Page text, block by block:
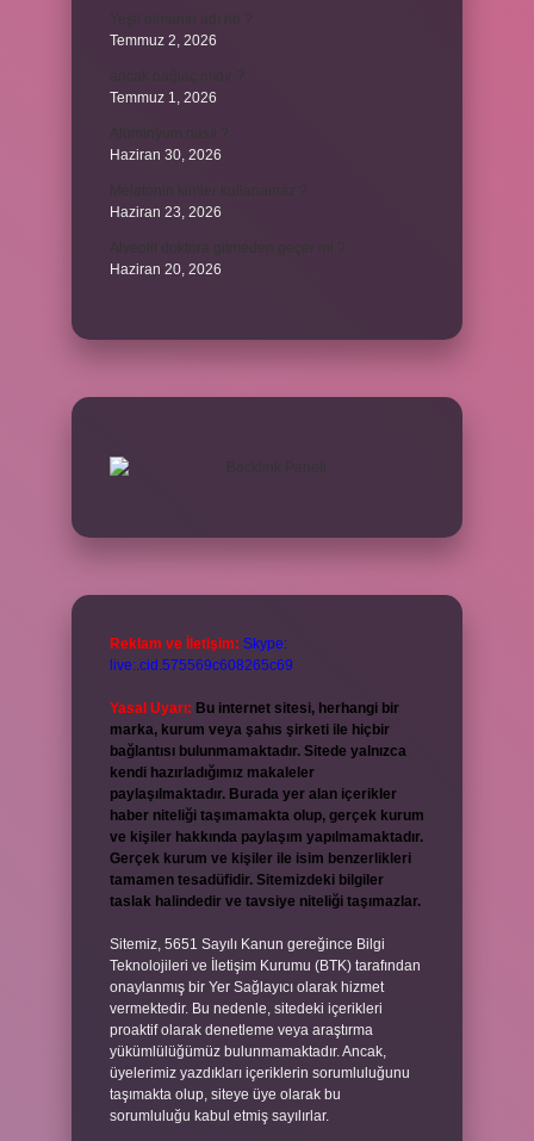
Temmuz 2, 2026
Temmuz 1, 2026
Haziran 30, 2026
Haziran 23, 2026
Haziran 20, 2026
Reklam ve İletişim: Skype:
live:.cid.575569c608265c69
Yasal Uyarı: Bu internet sitesi, herhangi bir
marka, kurum veya şahıs şirketi ile hiçbir
bağlantısı bulunmamaktadır. Sitede yalnızca
kendi hazırladığımız makaleler
paylaşılmaktadır. Burada yer alan içerikler
haber niteliği taşımamakta olup, gerçek kurum
ve kişiler hakkında paylaşım yapılmamaktadır.
Gerçek kurum ve kişiler ile isim benzerlikleri
tamamen tesadüfidir. Sitemizdeki bilgiler
taslak halindedir ve tavsiye niteliği taşımazlar.
Sitemiz, 5651 Sayılı Kanun gereğince Bilgi
Teknolojileri ve İletişim Kurumu (BTK) tarafından
onaylanmış bir Yer Sağlayıcı olarak hizmet
vermektedir. Bu nedenle, sitedeki içerikleri
proaktif olarak denetleme veya araştırma
yükümlülüğümüz bulunmamaktadır. Ancak,
üyelerimiz yazdıkları içeriklerin sorumluluğunu
taşımakta olup, siteye üye olarak bu
sorumluluğu kabul etmiş sayılırlar.